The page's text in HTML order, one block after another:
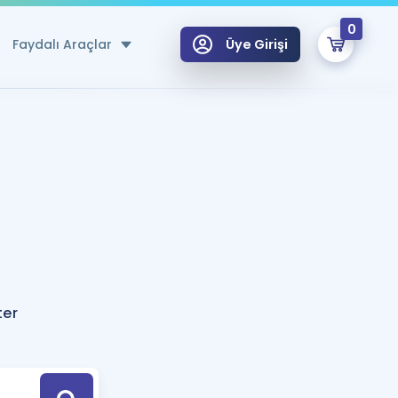
Faydalı Araçlar
Hesaplama Aracı
için Öneriler
Tek Takvimde
Üye Girişi
0